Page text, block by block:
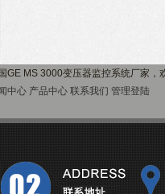
GE MS 3000变压器监控系统厂家，
中心 产品中心 联系我们 管理登陆